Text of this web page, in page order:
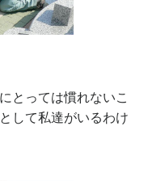
とっては慣れないこ
して私達がいるわけ